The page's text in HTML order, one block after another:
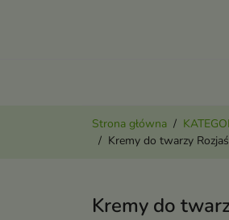
Strona główna
Kremy do twarzy
Kremy do